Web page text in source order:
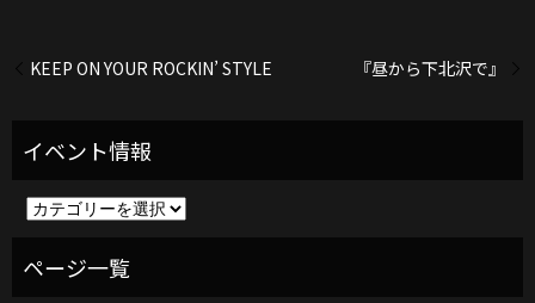
KEEP ON YOUR ROCKIN’ STYLE 『昼から下北沢で』
ト